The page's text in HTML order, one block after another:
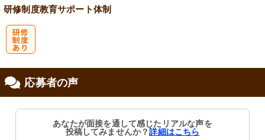
研修制度教育サポート体制
応募者の声
あなたが面接を通して感じたリアルな声を
投稿してみませんか？詳細はこちら